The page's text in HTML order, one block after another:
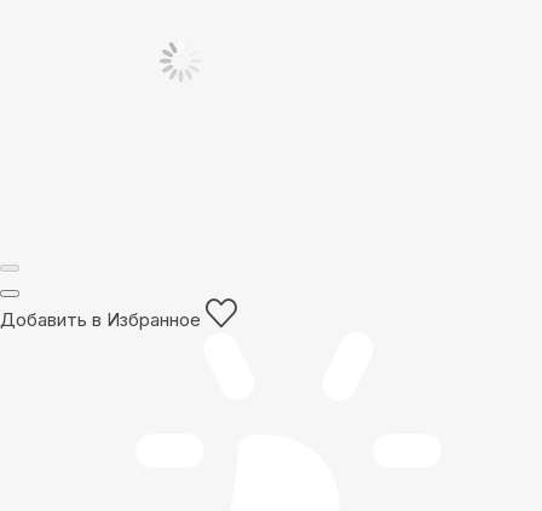
Добавить в Избранное